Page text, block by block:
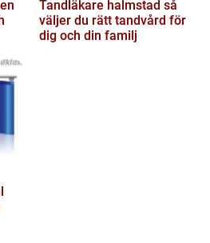
Tandläkare halmstad så
väljer du rätt tandvård för
dig och din familj